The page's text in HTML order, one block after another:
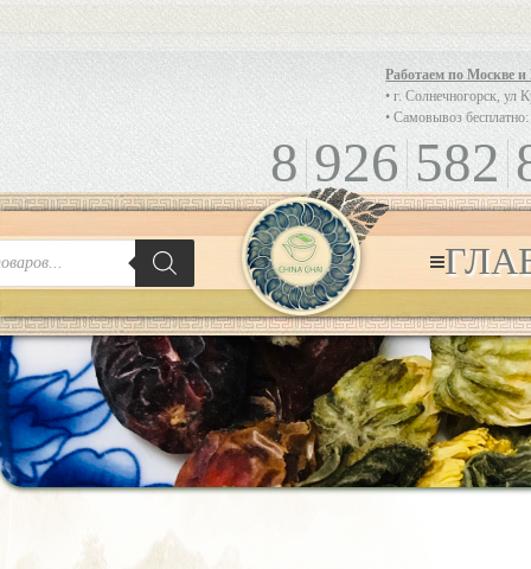
Работаем по Москве
• г. Солнечногорск, ул
• Самовывоз
8 926 582